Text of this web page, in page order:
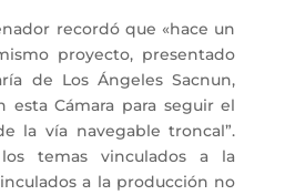
recordó que «hace un
proyecto, presentado
de Los Ángeles Sacnun,
esta Cámara para seguir el
la vía navegable troncal”.
temas vinculados a la
a la producción no